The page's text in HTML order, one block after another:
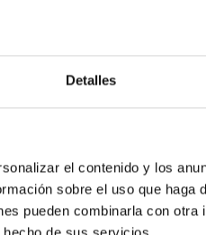
Detalles
el contenido y los
sobre el uso que haga
pueden combinarla con otra
IAC PORTAL